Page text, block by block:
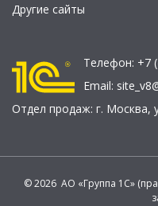
Другие сайты
Телефон: +7
Email:
Отдел продаж: г. Москва,
© 2026 АО «Группа 1С»